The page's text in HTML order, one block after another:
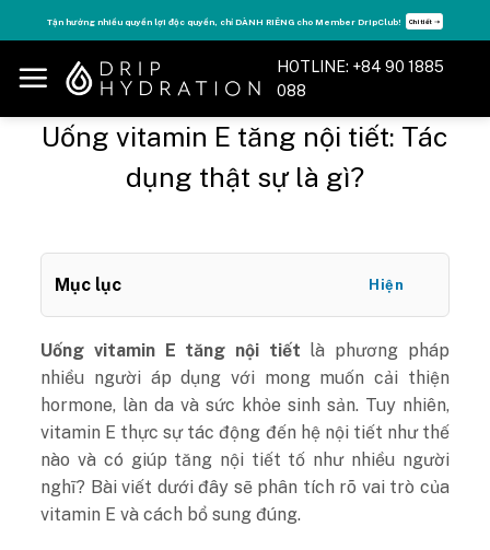
to
content
Tăng năng lượng - sống đỉnh cao với thẻ Vitamin Drip Membership. Xem ngay ➝
HOTLINE: +84 90 1885
088
Uống vitamin E tăng nội tiết: Tác
dụng thật sự là gì?
Mục lục Hiện
Uống vitamin E tăng nội tiết là phương pháp
nhiều người áp dụng với mong muốn cải thiện
hormone, làn da và sức khỏe sinh sản. Tuy nhiên,
vitamin E thực sự tác động đến hệ nội tiết như thế
nào và có giúp tăng nội tiết tố như nhiều người
nghĩ? Bài viết dưới đây sẽ phân tích rõ vai trò của
vitamin E và cách bổ sung đúng.